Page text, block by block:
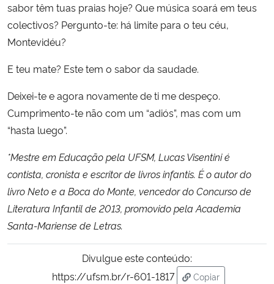
sabor têm tuas praias hoje? Que música soará em teus
colectivos? Pergunto-te: há limite para o teu céu,
Montevidéu?
E teu mate? Este tem o sabor da saudade.
Deixei-te e agora novamente de ti me despeço.
Cumprimento-te não com um “adiós”, mas com um
“hasta luego”.
*Mestre em Educação pela UFSM, Lucas Visentini é
contista, cronista e escritor de livros infantis. É o autor do
livro Neto e a Boca do Monte, vencedor do Concurso de
Literatura Infantil de 2013, promovido pela Academia
Santa-Mariense de Letras.
Divulgue este conteúdo:
https://ufsm.br/r-601-1817
Copiar